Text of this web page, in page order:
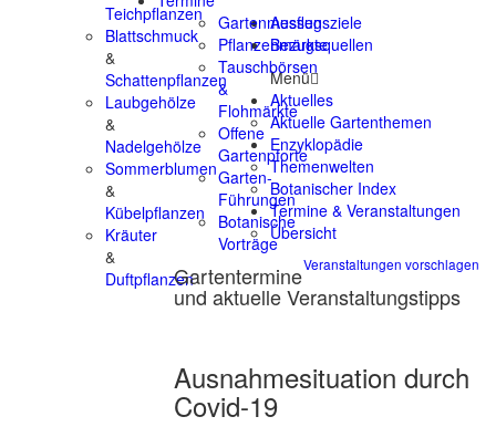
Teichpflanzen
Blattschmuck
&
Schattenpflanzen
Laubgehölze
&
Nadelgehölze
Sommerblumen
&
Kübelpflanzen
Kräuter
&
Duftpflanzen
Gartenmessen
Pflanzenmärkte
Tauschbörsen
&
Flohmärkte
Offene
Gartenpforte
Garten-
Führungen
Botanische
Vorträge
Veranstaltungen vorschlagen
Gartentermine
und aktuelle Veranstaltungstipps
Ausnahmesituation durch
Covid-19
Ausflugsziele
Bezugsquellen
Menü
Aktuelles
Aktuelle Gartenthemen
Enzyklopädie
Themenwelten
Botanischer Index
Termine & Veranstaltungen
Übersicht